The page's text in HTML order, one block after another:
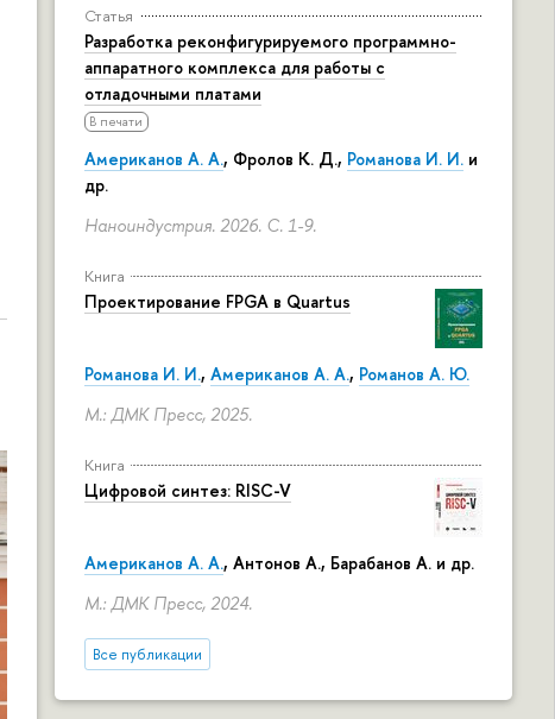
Статья
Разработка реконфигурируемого программно-
аппаратного комплекса для работы с
отладочными платами
В печати
Американов А. А., Фролов К. Д., Романова И. И. и
др.
Наноиндустрия. 2026. С. 1-9.
Книга
Проектирование FPGA в Quartus
Романова И. И., Американов А. А., Романов А. Ю.
М.: ДМК Пресс, 2025.
Книга
Цифровой синтез: RISC-V
Американов А. А., Антонов А., Барабанов А. и др.
М.: ДМК Пресс, 2024.
Все публикации